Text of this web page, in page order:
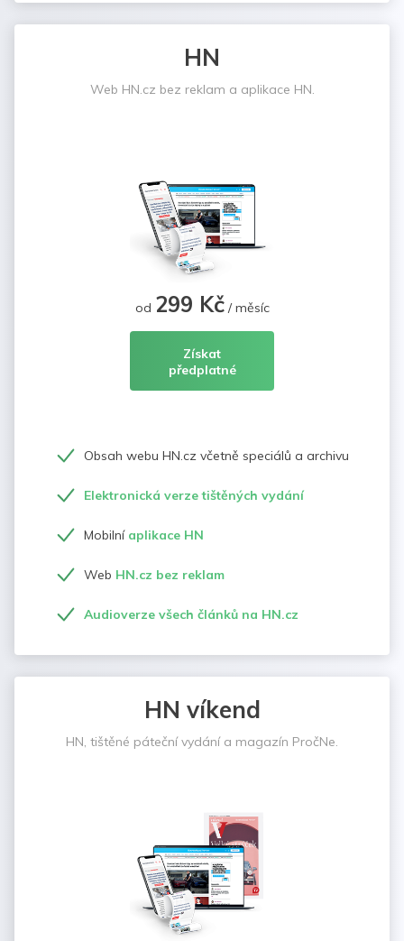
HN
Web HN.cz bez reklam a aplikace HN.
od 299 Kč/ měsíc
Získat
předplatné
Obsah webu HN.cz včetně speciálů a archivu
Elektronická verze tištěných vydání
Mobilní aplikace HN
Web HN.cz bez reklam
Audioverze všech článků na HN.cz
HN víkend
HN, tištěné páteční vydání a magazín PročNe.